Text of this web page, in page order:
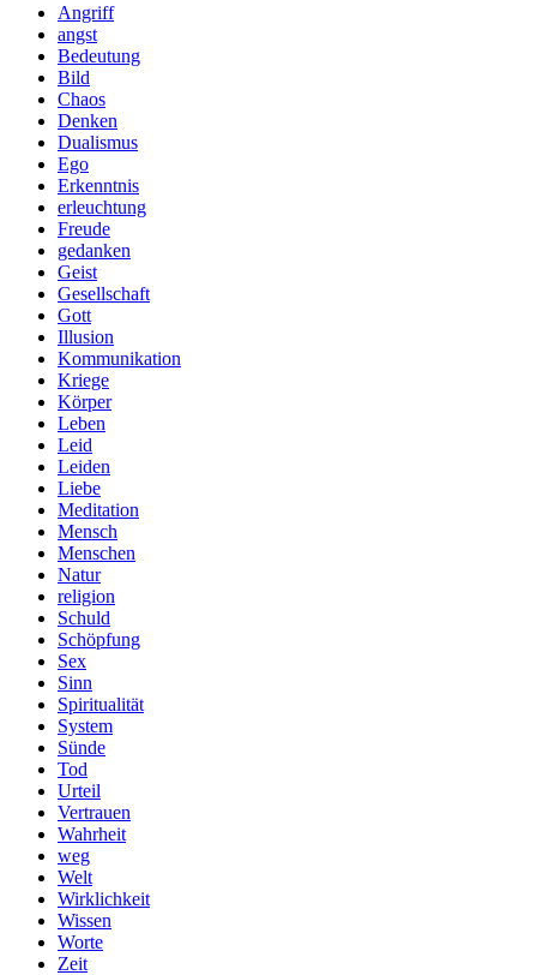
Angriff
angst
Bedeutung
Bild
Chaos
Denken
Dualismus
Ego
Erkenntnis
erleuchtung
Freude
gedanken
Geist
Gesellschaft
Gott
Illusion
Kommunikation
Kriege
Körper
Leben
Leid
Leiden
Liebe
Meditation
Mensch
Menschen
Natur
religion
Schuld
Schöpfung
Sex
Sinn
Spiritualität
System
Sünde
Tod
Urteil
Vertrauen
Wahrheit
weg
Welt
Wirklichkeit
Wissen
Worte
Zeit